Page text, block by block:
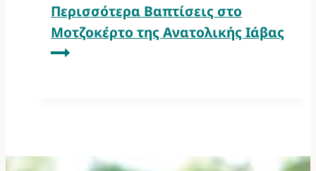
Περισσότερα Βαπτίσεις στο
Μοτζοκέρτο της Ανατολικής Ιάβας